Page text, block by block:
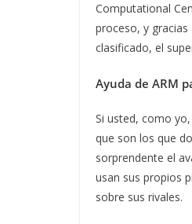
Computational
proceso, y
clasificado, el
Ayuda de ARM
Si usted, como
que son los que
sorprendente el
usan sus propios
sobre sus rivales.